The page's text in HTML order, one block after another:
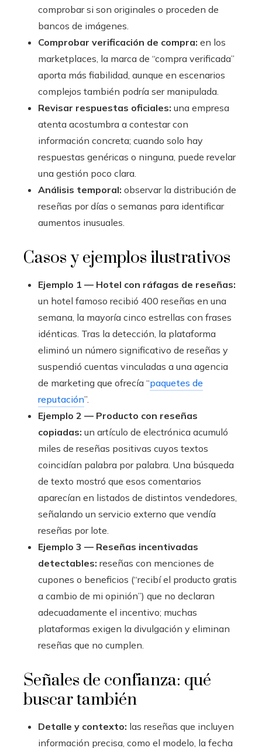
comprobar si son originales o proceden de
bancos de imágenes.
Comprobar verificación de compra: en los
marketplaces, la marca de “compra verificada”
aporta más fiabilidad, aunque en escenarios
complejos también podría ser manipulada.
Revisar respuestas oficiales: una empresa
atenta acostumbra a contestar con
información concreta; cuando solo hay
respuestas genéricas o ninguna, puede revelar
una gestión poco clara.
Análisis temporal: observar la distribución de
reseñas por días o semanas para identificar
aumentos inusuales.
Casos y ejemplos ilustrativos
Ejemplo 1 — Hotel con ráfagas de reseñas:
un hotel famoso recibió 400 reseñas en una
semana, la mayoría cinco estrellas con frases
idénticas. Tras la detección, la plataforma
eliminó un número significativo de reseñas y
suspendió cuentas vinculadas a una agencia
de marketing que ofrecía “paquetes de
reputación”.
Ejemplo 2 — Producto con reseñas
copiadas: un artículo de electrónica acumuló
miles de reseñas positivas cuyos textos
coincidían palabra por palabra. Una búsqueda
de texto mostró que esos comentarios
aparecían en listados de distintos vendedores,
señalando un servicio externo que vendía
reseñas por lote.
Ejemplo 3 — Reseñas incentivadas
detectables: reseñas con menciones de
cupones o beneficios (“recibí el producto gratis
a cambio de mi opinión”) que no declaran
adecuadamente el incentivo; muchas
plataformas exigen la divulgación y eliminan
reseñas que no cumplen.
Señales de confianza: qué
buscar también
Detalle y contexto: las reseñas que incluyen
información precisa, como el modelo, la fecha